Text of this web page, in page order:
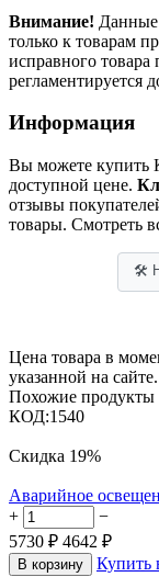
Внимание! Данные
только к товарам
исправного
регламентируется
Информация
Вы можете купить
доступной цене.
отзывы
товары. Смотреть
🛠
Цена товара в
указанной на сайте.
Похожие продукты
КОД:1540
Скидка 19%
Аварийное
+
−
5730 ₽ 4642 ₽
В корзину
Купить